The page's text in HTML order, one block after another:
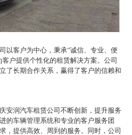
以客户为中心，秉承“诚信、专业、便
户提供个性化的租赁解决方案。公司
了长期合作关系，赢得了客户的信赖和
安润汽车租赁公司不断创新，提升服务
的车辆管理系统和专业的客户服务团
，提供高效、周到的服务。同时，公司